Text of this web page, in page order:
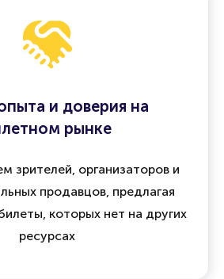
и доверия на
рынке
зрителей, организаторов и
продавцов, предлагая
которых нет на других
ресурсах